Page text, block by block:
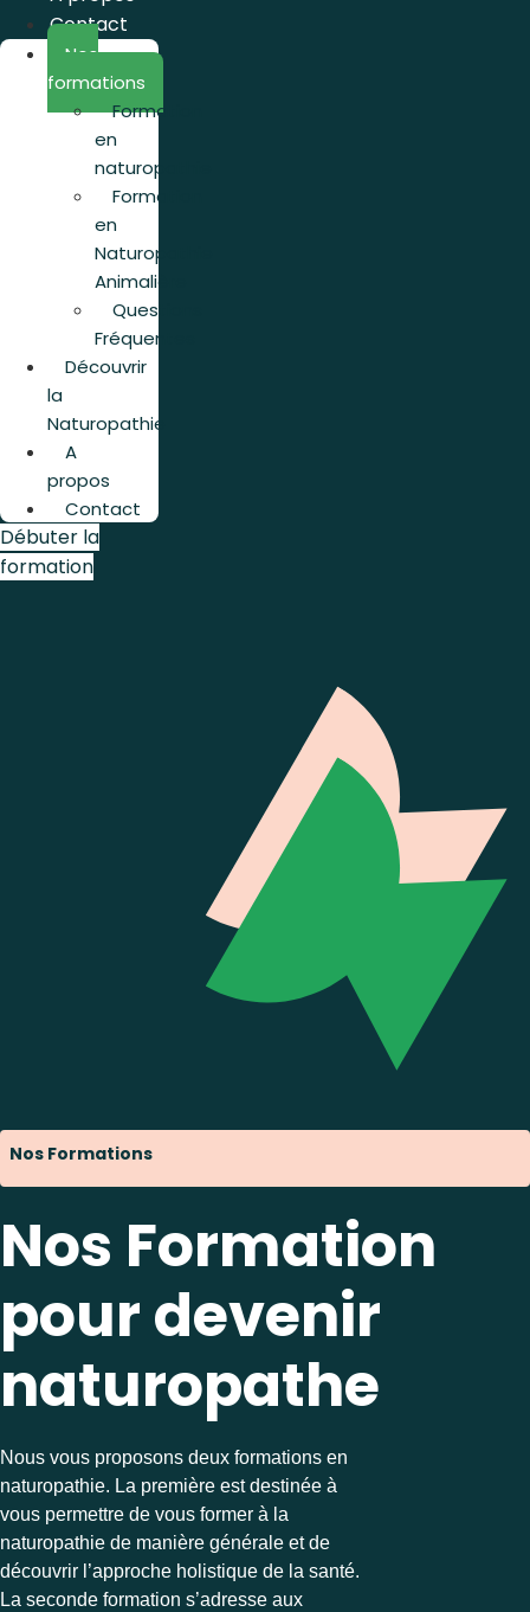
Contact
Nos
formations
Formation
en
naturopathie
Formation
en
Naturopathie
Animalière
Questions
Fréquentes
Découvrir
la
Naturopathie
A
propos
Contact
Débuter la
formation
Nos Formations
Nos Formation
pour devenir
naturopathe
Nous vous proposons deux formations en
naturopathie. La première est destinée à
vous permettre de vous former à la
naturopathie de manière générale et de
découvrir l’approche holistique de la santé.
La seconde formation s’adresse aux